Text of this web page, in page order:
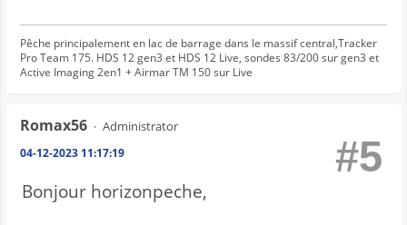
Pêche principalement en lac de barrage dans le massif central,Tracker
Pro Team 175. HDS 12 gen3 et HDS 12 Live, sondes 83/200 sur gen3 et
Active Imaging 2en1 + Airmar TM 150 sur Live
Romax56 Administrator
04-12-2023 11:17:19 #5
Bonjour horizonpeche,